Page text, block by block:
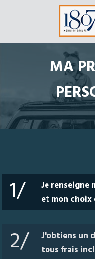
MA
1/
Je renseigne
et mon choix
2/
J'obtiens un
tous frais